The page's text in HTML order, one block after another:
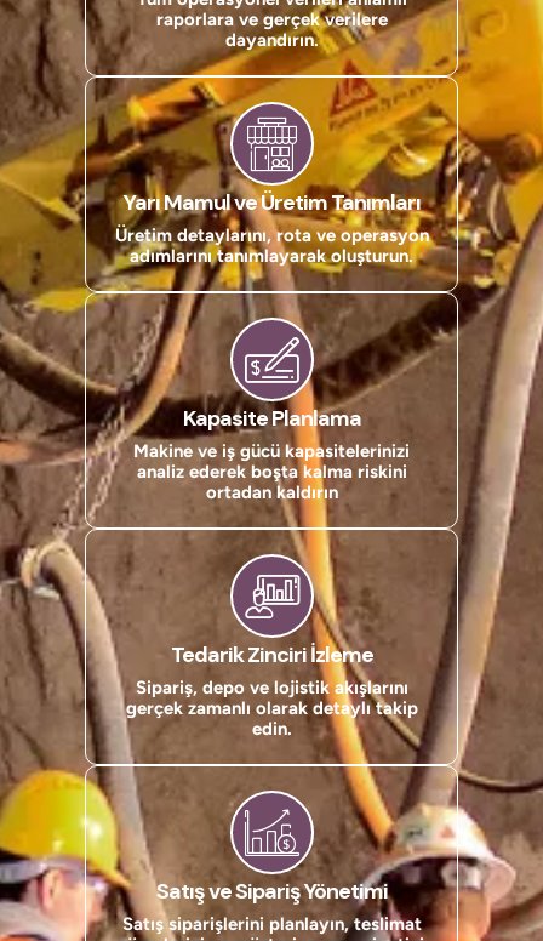
raporlara ve gerçek verilere
dayandırın.
Yarı Mamul ve Üretim Tanımları
Üretim detaylarını, rota ve operasyon
adımlarını tanımlayarak oluşturun.
Kapasite Planlama
Makine ve iş gücü kapasitelerinizi
analiz ederek boşta kalma riskini
ortadan kaldırın
Tedarik Zinciri İzleme
Sipariş, depo ve lojistik akışlarını
gerçek zamanlı olarak detaylı takip
edin.
Satış ve Sipariş Yönetimi
Satış siparişlerini planlayın, teslimat